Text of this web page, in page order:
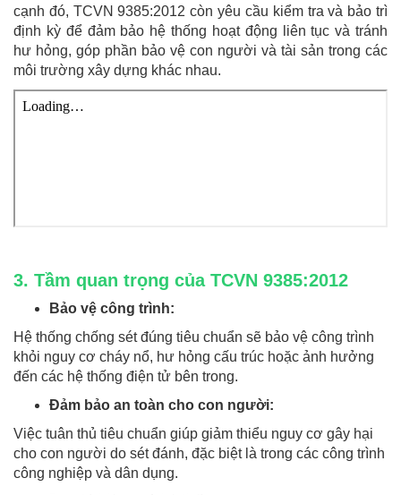
cạnh đó, TCVN 9385:2012 còn yêu cầu kiểm tra và bảo trì
định kỳ để đảm bảo hệ thống hoạt động liên tục và tránh
hư hỏng, góp phần bảo vệ con người và tài sản trong các
môi trường xây dựng khác nhau.
3. Tầm quan trọng của TCVN 9385:2012
Bảo vệ công trình:
Hệ thống chống sét đúng tiêu chuẩn sẽ bảo vệ công trình
khỏi nguy cơ cháy nổ, hư hỏng cấu trúc hoặc ảnh hưởng
đến các hệ thống điện tử bên trong.
Đảm bảo an toàn cho con người:
Việc tuân thủ tiêu chuẩn giúp giảm thiểu nguy cơ gây hại
cho con người do sét đánh, đặc biệt là trong các công trình
công nghiệp và dân dụng.